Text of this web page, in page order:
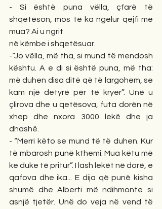
- Si është puna vëlla, çfarë të
shqetëson, mos të ka ngelur qejfi me
mua? Ai u ngrit
në këmbe i shqetësuar.
-“Jo vëlla, më tha, si mund të mendosh
kështu. A e di si është puna, më tha:
më duhen disa ditë që të largohem, se
kam një detyrë për të kryer”. Unë u
çlirova dhe u qetësova, futa dorën në
xhep dhe nxora 3000 lekë dhe ja
dhashë.
- “Merri këto se mund të të duhen. Kur
të mbarosh punë kthemi. Mua këtu më
ke duke të pritur”. I lash lekët në dorë, e
qafova dhe ika... E dija që punë kisha
shumë dhe Alberti më ndihmonte si
asnjë tjetër. Unë do veja në vend të